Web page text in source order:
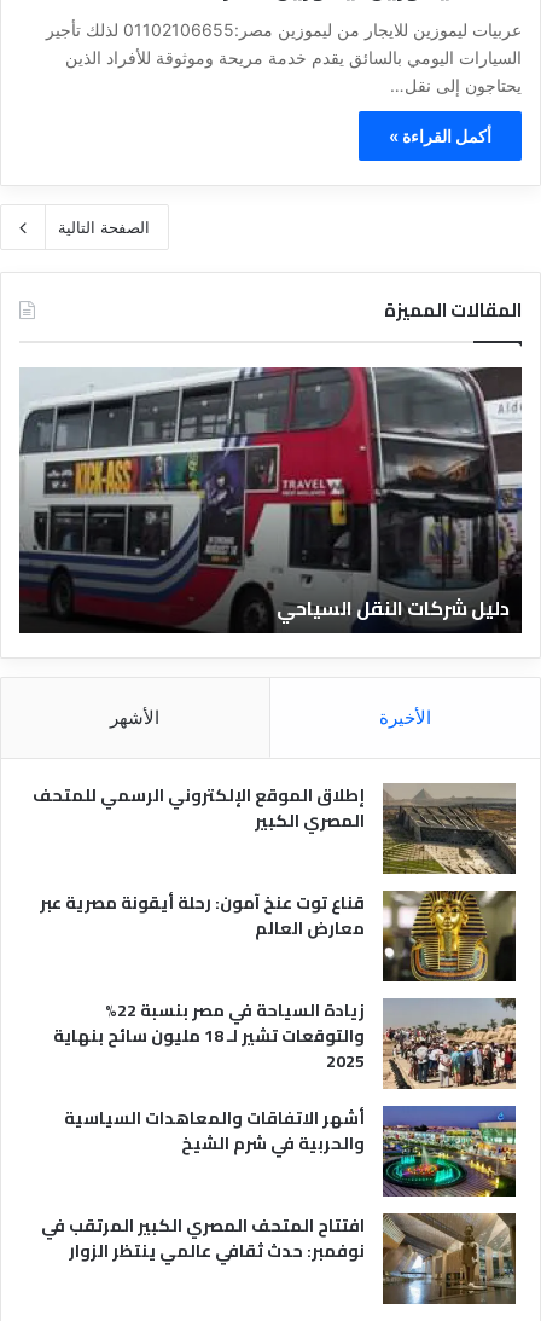
عربيات ليموزين للايجار من ليموزين مصر:01102106655 لذلك تأجير
السيارات اليومي بالسائق يقدم خدمة مريحة وموثوقة للأفراد الذين
يحتاجون إلى نقل…
أكمل القراءة »
الصفحة التالية
المقالات المميزة
ل
ي
ا
ل
ف
ن
ا
ق
ا
ل
ر
ة
دليل الفنادق المصرية
ق
و
الأخيرة الأشهر
إطلاق الموقع الإلكتروني الرسمي للمتحف
المصري الكبير
قناع توت عنخ آمون: رحلة أيقونة مصرية عبر
معارض العالم
زيادة السياحة في مصر بنسبة 22%
والتوقعات تشير لـ 18 مليون سائح بنهاية
2025
أشهر الاتفاقات والمعاهدات السياسية
والحربية في شرم الشيخ
افتتاح المتحف المصري الكبير المرتقب في
نوفمبر: حدث ثقافي عالمي ينتظر الزوار